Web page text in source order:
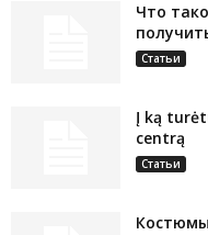
Что
Статьи
Į ką
centrą
Статьи